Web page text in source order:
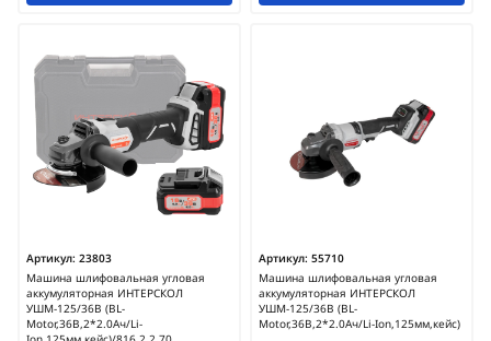
Артикул: 23803
Машина шлифовальная угловая
аккумуляторная ИНТЕРСКОЛ
УШМ-125/36В (BL-
Motor,36В,2*2.0Ач/Li-
Артикул: 55710
Машина шлифовальная угловая
аккумуляторная ИНТЕРСКОЛ
УШМ-125/36В (BL-
Motor,36В,2*2.0Ач/Li-Ion,125мм,кейс)